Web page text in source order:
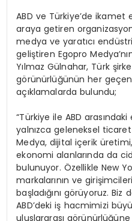
ABD ve Türkiye’de ikamet
araya getiren
medya ve yaratıcı
geliştiren Egopro
Yılmaz Gülnahar, Türk
görünürlüğünün her geçen
açıklamalarda bulundu;
“Türkiye ile ABD
yalnızca geleneksel
Medya, dijital içerik
ekonomi alanlarında da
bulunuyor. Özellikle New
markalarının ve
başladığını görüyoruz.
ABD’deki iş hacmimizi
uluslararası görünürlüğüne